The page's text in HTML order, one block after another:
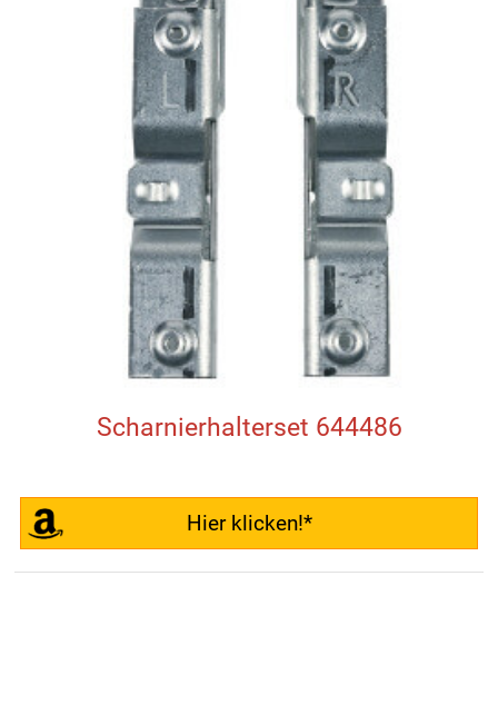
Scharnierhalterset 644486
Hier klicken!*